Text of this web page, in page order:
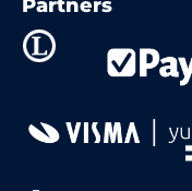
Partners